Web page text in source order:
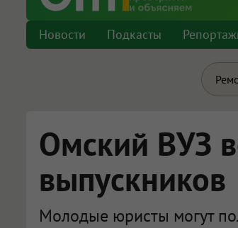
Новости Подкасты
Омский ВУЗ
выпускников
Молодые юристы могут